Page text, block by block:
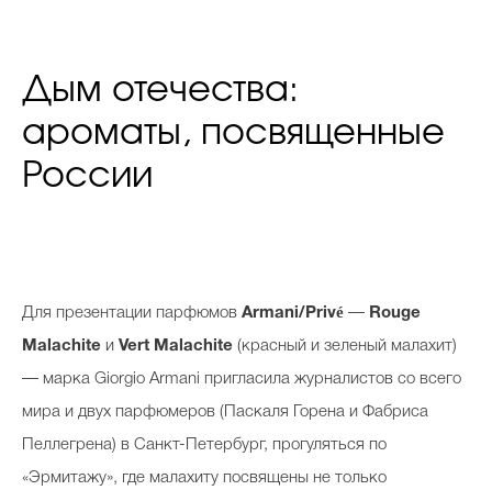
Дым отечества:
ароматы, посвященные
России
Д ля презентации парфюмов Armani/Privé — Rouge
Malachite и Vert Malachite (красный и зеленый малахит)
— марка Giorgio Armani пригласила журналистов со всего
мира и двух парфюмеров (Паскаля Горена и Фабриса
Пеллегрена) в Санкт-Петербург, прогуляться по
«Эрмитажу», где малахиту посвящены не только